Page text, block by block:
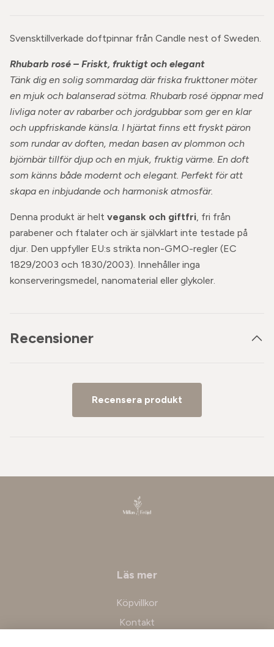
Svensktillverkade doftpinnar från Candle nest of Sweden.
Rhubarb rosé – Friskt, fruktigt och elegant
Tänk dig en solig sommardag där friska frukttoner möter
en mjuk och balanserad sötma. Rhubarb rosé öppnar med
livliga noter av rabarber och jordgubbar som ger en klar
och uppfriskande känsla. I hjärtat finns ett fryskt päron
som rundar av doften, medan basen av plommon och
björnbär tillför djup och en mjuk, fruktig värme. En doft
som känns både modernt och elegant. Perfekt för att
skapa en inbjudande och harmonisk atmosfär.
Denna produkt är helt vegansk och giftfri, fri från
parabener och ftalater och är självklart inte testade på
djur. Den uppfyller EU:s strikta non-GMO-regler (EC
1829/2003 och 1830/2003). Innehåller inga
konserveringsmedel, nanomaterial eller glykoler.
Recensioner
Recensera produkt
Läs mer
Köpvillkor
Kontakt